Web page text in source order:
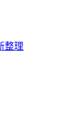
整理